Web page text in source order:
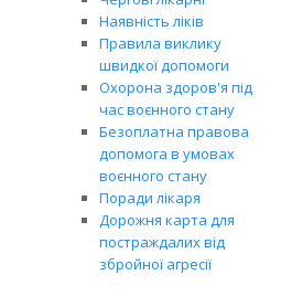
Наявність ліків
Правила виклику
швидкої допомоги
Охорона здоров'я під
час воєнного стану
Безоплатна правова
допомога в умовах
воєнного стану
Поради лікаря
Дорожня карта для
постраждалих від
збройної агресії